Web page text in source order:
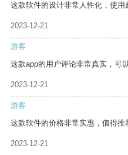
这款软件的设计非常人性化，使用
2023-12-21
游客
这款app的用户评论非常真实，可
2023-12-21
游客
这款软件的价格非常实惠，值得推
2023-12-21